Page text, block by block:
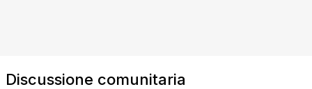
Discussione comunitaria